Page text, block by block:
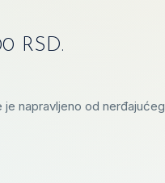
RSD.
napravljeno od